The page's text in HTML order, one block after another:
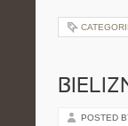
POSTED